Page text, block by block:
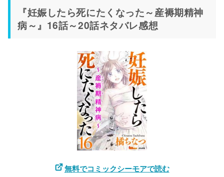
『妊娠したら死にたくなった～産褥期精神
病～』16話～20話ネタバレ感想
無料でコミックシーモアで読む